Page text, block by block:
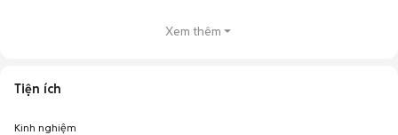
Xem thêm
Tiện ích
Kinh nghiệm